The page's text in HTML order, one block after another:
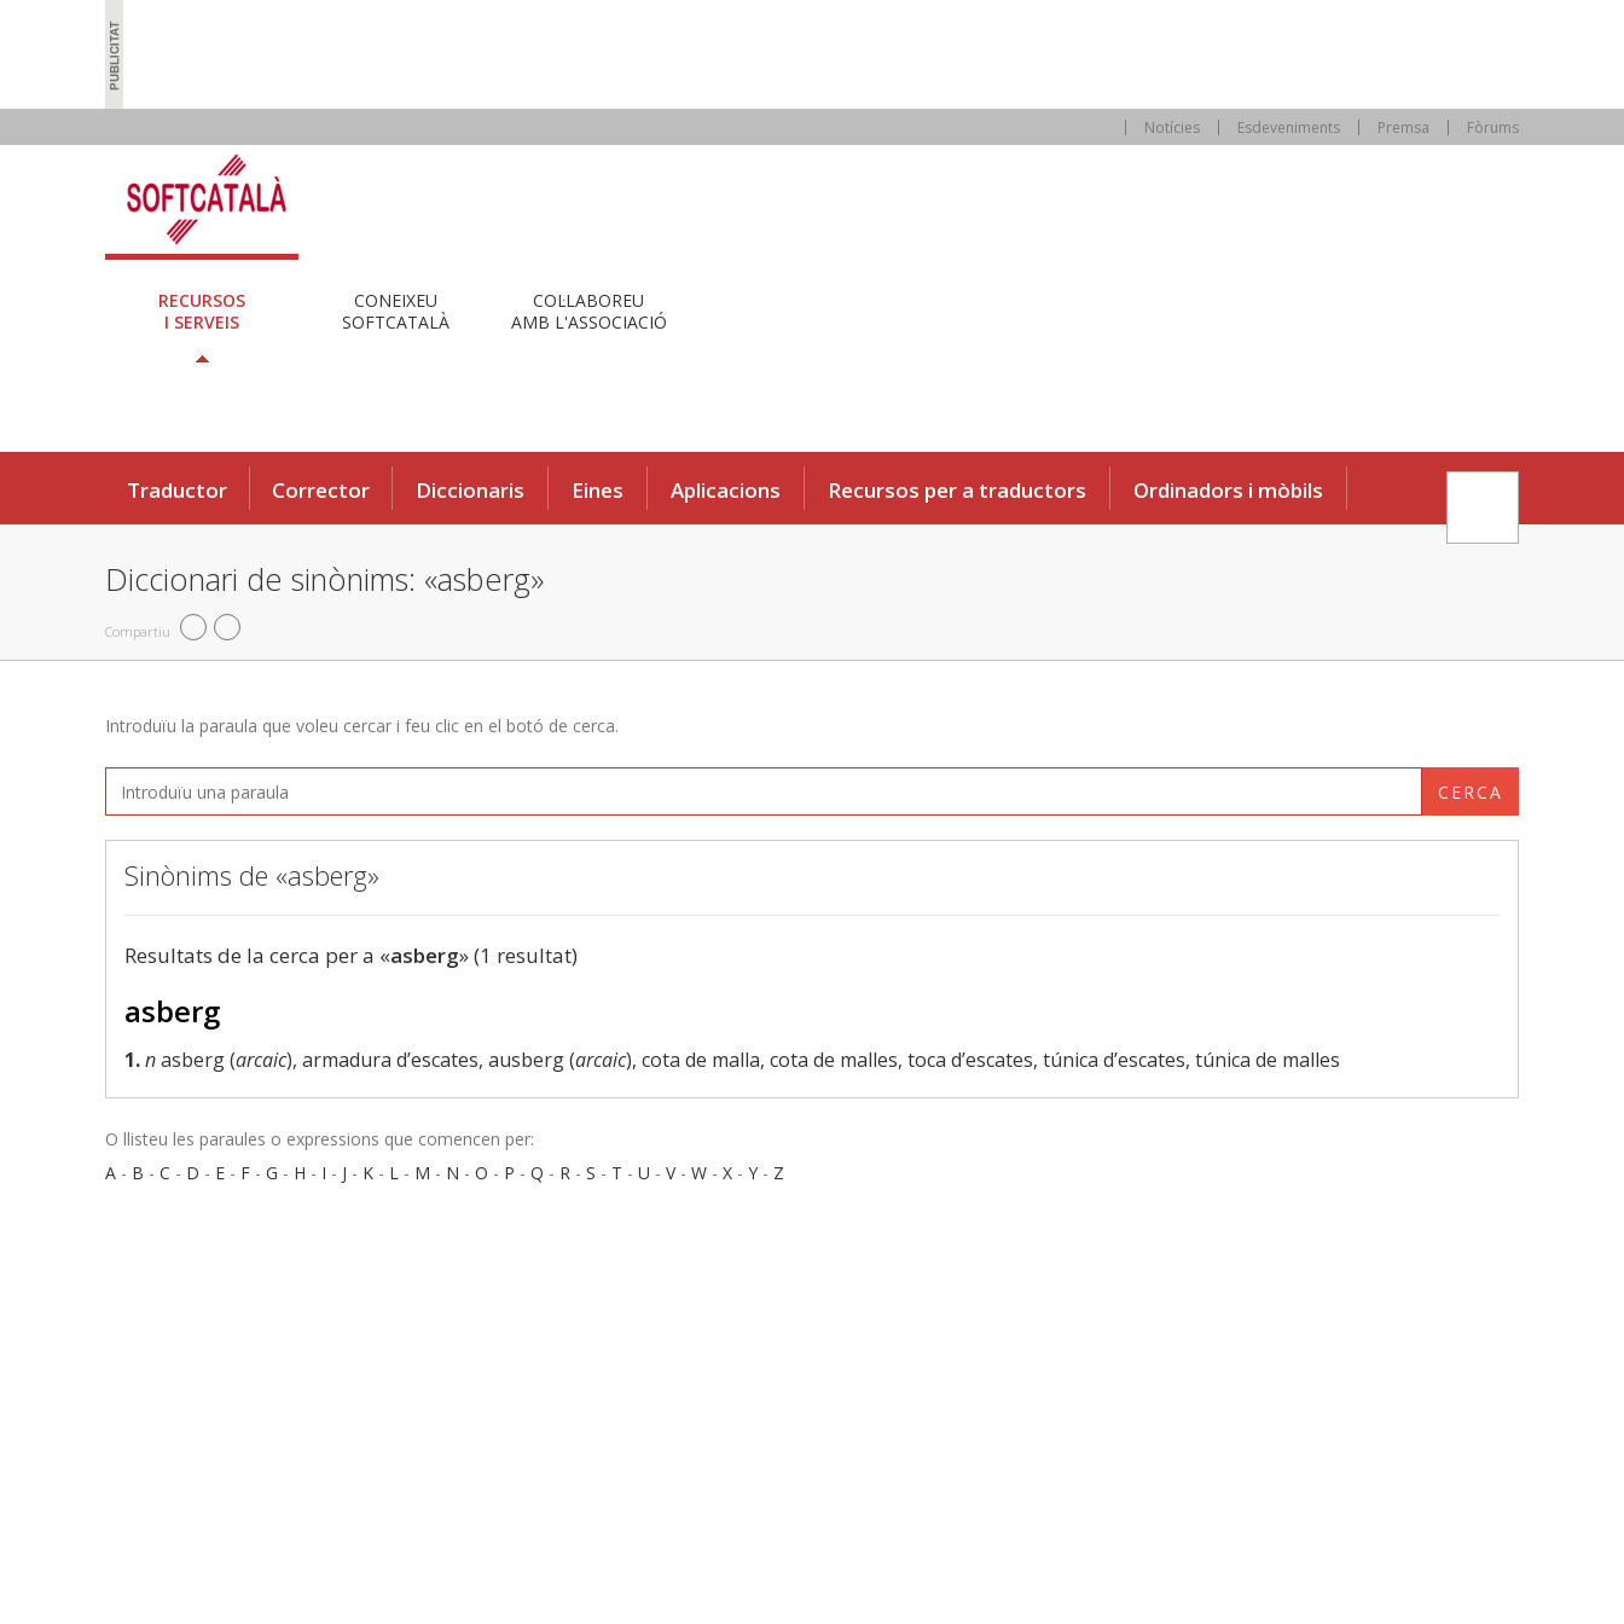
Notícies Esdeveniments Premsa Fòrums
RECURSOS
I SERVEIS
CONEIXEU
SOFTCATALÀ
COL·LABOREU
AMB L'ASSOCIACIÓ
Traductor Corrector Diccionaris Eines Aplicacions Recursos per a traductors Ordinadors i mòbils
Diccionari de sinònims: «asberg»
Compartiu
Introduïu la paraula que voleu cercar i feu clic en el botó de cerca.
CERCA
Sinònims de «asberg»
Resultats de la cerca per a «asberg» (1 resultat)
asberg
1.nasberg (arcaic), armadura d’escates, ausberg (arcaic), cota de malla, cota de malles, toca d’escates, túnica d’escates, túnica de malles
O llisteu les paraules o expressions que comencen per:
A - B - C - D - E - F - G - H - I - J - K - L - M - N - O - P - Q - R - S - T - U - V- W - X - Y - Z